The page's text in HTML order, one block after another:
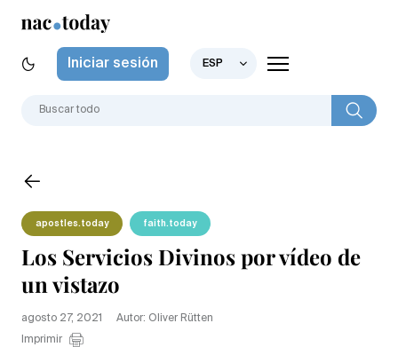
Iniciar sesión ESP
apostles.today faith.today
Los Servicios Divinos por vídeo de
un vistazo
agosto 27, 2021
Autor: Oliver Rütten
Imprimir